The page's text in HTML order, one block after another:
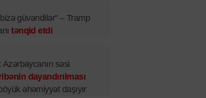
güvəndilər” – Tramp
tənqid etdi
Azərbaycanın səsi
dayandırılması
böyük əhəmiyyət daşıyır